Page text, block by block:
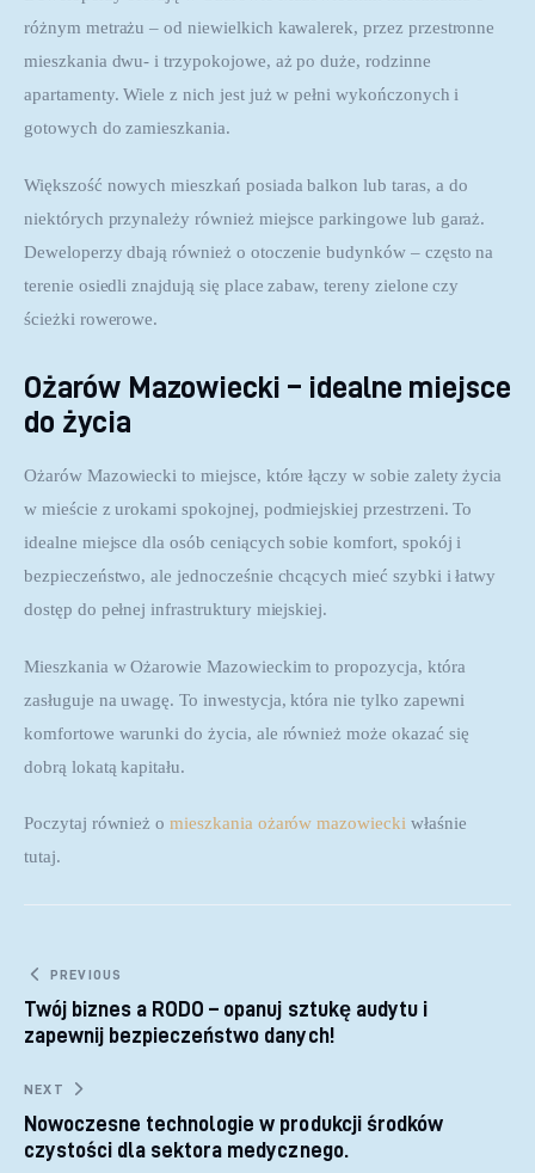
różnym metrażu – od niewielkich kawalerek, przez przestronne
mieszkania dwu- i trzypokojowe, aż po duże, rodzinne
apartamenty. Wiele z nich jest już w pełni wykończonych i
gotowych do zamieszkania.
Większość nowych mieszkań posiada balkon lub taras, a do
niektórych przynależy również miejsce parkingowe lub garaż.
Deweloperzy dbają również o otoczenie budynków – często na
terenie osiedli znajdują się place zabaw, tereny zielone czy
ścieżki rowerowe.
Ożarów Mazowiecki – idealne miejsce
do życia
Ożarów Mazowiecki to miejsce, które łączy w sobie zalety życia
w mieście z urokami spokojnej, podmiejskiej przestrzeni. To
idealne miejsce dla osób ceniących sobie komfort, spokój i
bezpieczeństwo, ale jednocześnie chcących mieć szybki i łatwy
dostęp do pełnej infrastruktury miejskiej.
Mieszkania w Ożarowie Mazowieckim to propozycja, która
zasługuje na uwagę. To inwestycja, która nie tylko zapewni
komfortowe warunki do życia, ale również może okazać się
dobrą lokatą kapitału.
Poczytaj również o mieszkania ożarów mazowiecki właśnie
tutaj.
Nawigacja wpisu
PREVIOUS
Twój biznes a RODO – opanuj sztukę audytu i
zapewnij bezpieczeństwo danych!
NEXT
Nowoczesne technologie w produkcji środków
czystości dla sektora medycznego.